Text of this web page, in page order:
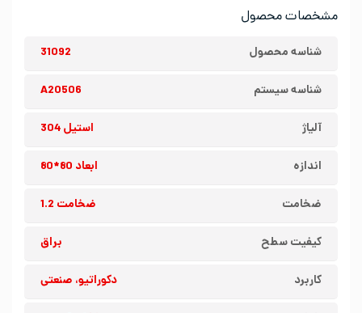
مشخصات محصول
شناسه محصول 31092
شناسه سیستم A20506
آلیاژ استیل 304
اندازه ابعاد 80*80
ضخامت ضخامت 1.2
کیفیت سطح براق
کاربرد دکوراتیو، صنعتی